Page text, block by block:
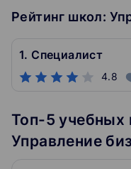
Рейтинг школ:
1. Специалист
4.8
Топ-5 учебных
Управление